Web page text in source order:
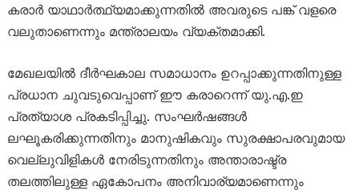
കരാർ യാഥാർത്ഥ്യമാക്കുന്നതിൽ അവരുടെ പങ്ക് വളരെ
വലുതാണെന്നും മന്ത്രാലയം വ്യക്തമാക്കി.
മേഖലയിൽ ദീർഘകാല സമാധാനം ഉറപ്പാക്കുന്നതിനുള്ള
പ്രധാന ചുവടുവെപ്പാണ് ഈ കരാറെന്ന് യു.എ.ഇ
പ്രത്യാശ പ്രകടിപ്പിച്ചു. സംഘർഷങ്ങൾ
ലഘൂകരിക്കുന്നതിനും മാനുഷികവും സുരക്ഷാപരവുമായ
വെല്ലുവിളികൾ നേരിടുന്നതിനും അന്താരാഷ്ട്ര
തലത്തിലുള്ള ഏകോപനം അനിവാര്യമാണെന്നും